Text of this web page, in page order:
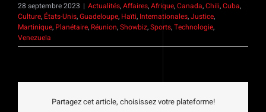
28 septembre 2023 | Actualités,Affaires,Afrique,Canada,Chili,Cuba,
Culture, États-Unis,Guadeloupe, Haïti, Internationales,Justice,
Martinique, Planétaire, Réunion,Showbiz,Sports,Technologie,
Venezuela
Partagez cet article, choisissez votre plateforme!